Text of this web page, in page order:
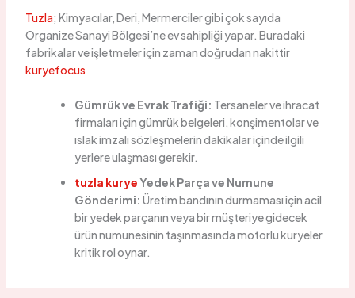
Tuzla; Kimyacılar, Deri, Mermerciler gibi çok sayıda
Organize Sanayi Bölgesi’ne ev sahipliği yapar. Buradaki
fabrikalar ve işletmeler için zaman doğrudan nakittir
kuryefocus
Gümrük ve Evrak Trafiği: Tersaneler ve ihracat
firmaları için gümrük belgeleri, konşimentolar ve
ıslak imzalı sözleşmelerin dakikalar içinde ilgili
yerlere ulaşması gerekir.
tuzla kuryeYedek Parça ve Numune
Gönderimi: Üretim bandının durmaması için acil
bir yedek parçanın veya bir müşteriye gidecek
ürün numunesinin taşınmasında motorlu kuryeler
kritik rol oynar.